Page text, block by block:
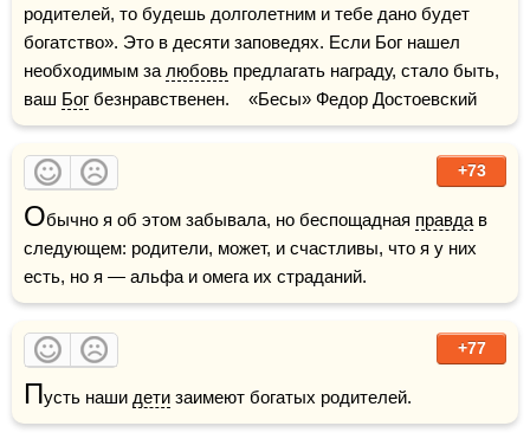
родителей, то будешь долголетним и тебе дано будет
богатство». Это в десяти заповедях. Если Бог нашел
необходимым за любовь предлагать награду, стало быть,
ваш Бог безнравственен.    «Бесы» Федор Достоевский
+73
Обычно я об этом забывала, но беспощадная правда в
следующем: родители, может, и счастливы, что я у них
есть, но я — альфа и омега их страданий.
+77
Пусть наши дети заимеют богатых родителей.